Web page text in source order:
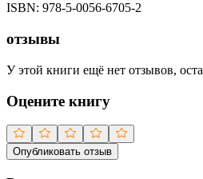
ISBN: 978-5-0056-6705-2
отзывы
У этой книги ещё нет отзывов,
Оцените книгу
Опубликовать отзыв